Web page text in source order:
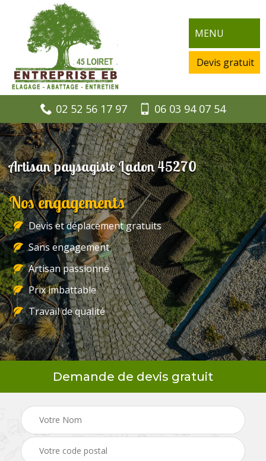
MENU
Devis gratuit
02 52 56 17 97 06 03 94 07 54
Artisan paysagiste Ladon 45270
Nos engagements
Devis et déplacement gratuits
Sans engagement
Artisan passionné
Prix imbattable
Travail de qualité
Demande de devis gratuit